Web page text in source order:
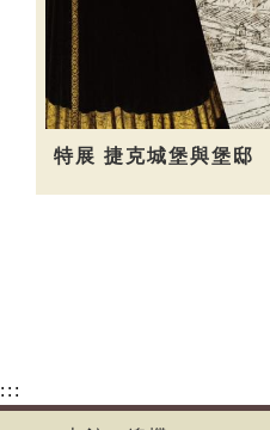
特展 捷克城堡與堡邸
:::